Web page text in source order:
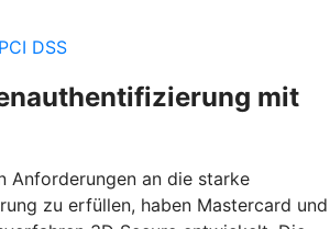
DSS
mit
Anforderungen an die starke
zu erfüllen, haben Mastercard und